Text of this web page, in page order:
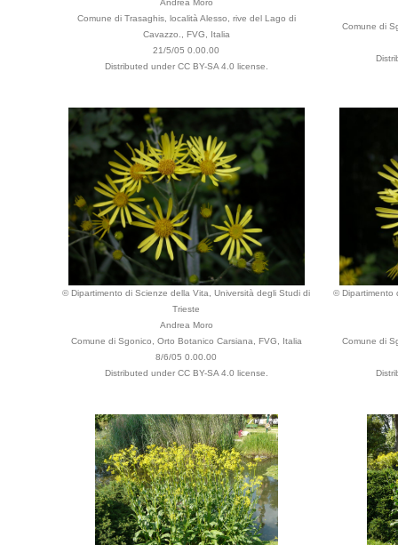
Andrea Moro
Comune di Trasaghis, località Alesso, rive del Lago di
Cavazzo., FVG, Italia
21/5/05 0.00.00
Distributed under CC BY-SA 4.0 license.
Comune di
© Dipartimento di Scienze della Vita, Università degli Studi di
Trieste
Andrea Moro
Comune di Sgonico, Orto Botanico Carsiana, FVG, Italia
8/6/05 0.00.00
Distributed under CC BY-SA 4.0 license.
© Dipartimento
Comune di